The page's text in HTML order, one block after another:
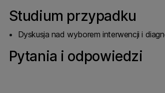
Studium przypadku
Dyskusja nad wyborem interwencji i
Pytania i odpowiedzi